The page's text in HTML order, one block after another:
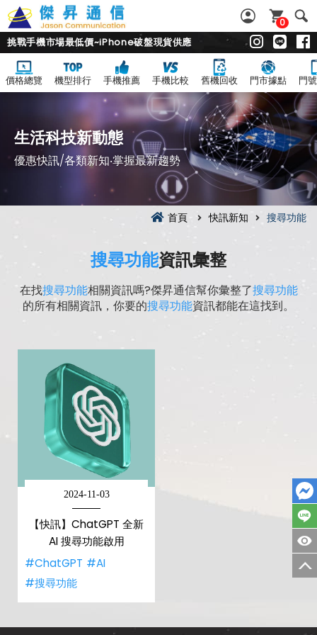
0
挑戰手機市場最低價~iPhone破盤現貨供應
價格總覽 機型排行 手機推薦 手機比較 舊機回收 門市據點 門
生活科技新動態
優惠快訊/各類新知‧掌握最新趨勢
首頁 快訊新知 搜尋功能
搜尋功能資訊彙整
在找搜尋功能相關資訊嗎?傑昇通信幫你彙整了搜尋功能
的所有相關資訊，你要的搜尋功能資訊都能在這找到。
2024-11-03
【快訊】ChatGPT 全新
AI 搜尋功能啟用
#ChatGPT #AI
#搜尋功能